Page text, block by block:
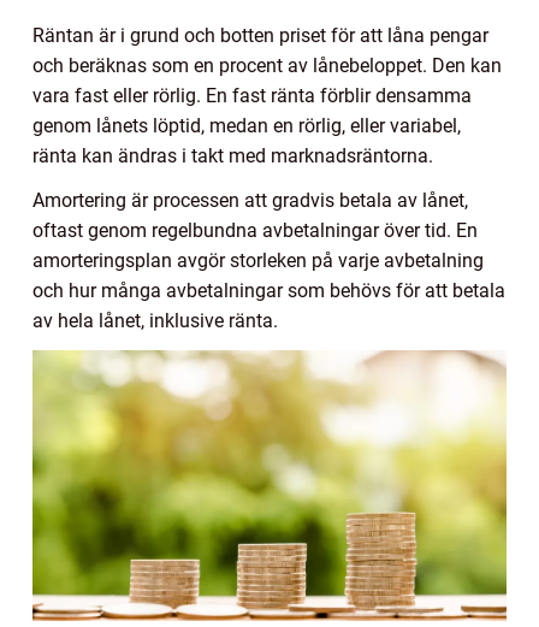
Räntan är i grund och botten priset för att låna pengar
och beräknas som en procent av lånebeloppet. Den kan
vara fast eller rörlig. En fast ränta förblir densamma
genom lånets löptid, medan en rörlig, eller variabel,
ränta kan ändras i takt med marknadsräntorna.
Amortering är processen att gradvis betala av lånet,
oftast genom regelbundna avbetalningar över tid. En
amorteringsplan avgör storleken på varje avbetalning
och hur många avbetalningar som behövs för att betala
av hela lånet, inklusive ränta.